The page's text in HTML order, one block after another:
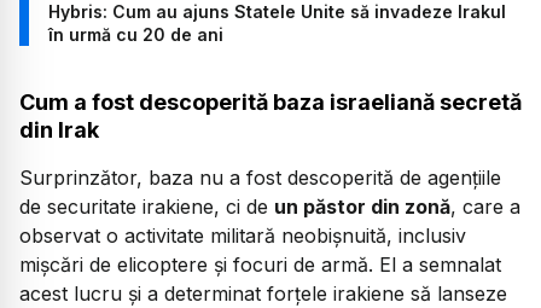
Hybris: Cum au ajuns Statele Unite să invadeze Irakul
în urmă cu 20 de ani
Cum a fost descoperită baza israeliană secretă
din Irak
Surprinzător, baza nu a fost descoperită de agențiile
de securitate irakiene, ci de un păstor din zonă, care a
observat o activitate militară neobișnuită, inclusiv
mișcări de elicoptere și focuri de armă. El a semnalat
acest lucru și a determinat forțele irakiene să lanseze